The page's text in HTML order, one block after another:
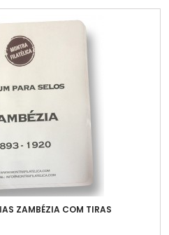
ZAMBÉZIA COM TIRAS